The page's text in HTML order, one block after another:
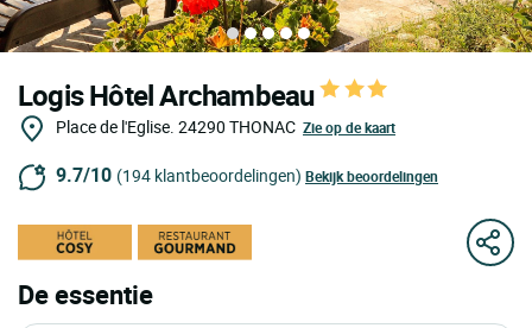
Logis Hôtel Archambeau
Place de l'Eglise. 24290 THONAC Zie op de kaart
9.7/10 (194 klantbeoordelingen) Bekijk beoordelingen
De essentie